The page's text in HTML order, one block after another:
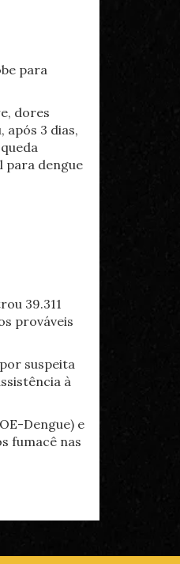
para
dores
após 3 dias,
para dengue
39.311
prováveis
suspeita
à
Dengue) e
fumacê nas